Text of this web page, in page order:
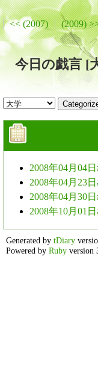
<< (2007) (2009)
今日の戯言 [
2008年04月04日
2008年04月23日
2008年04月30日
2008年10月01日
Generated by tDiary
Powered by Ruby version